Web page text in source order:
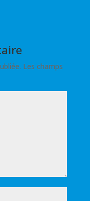
Les champs